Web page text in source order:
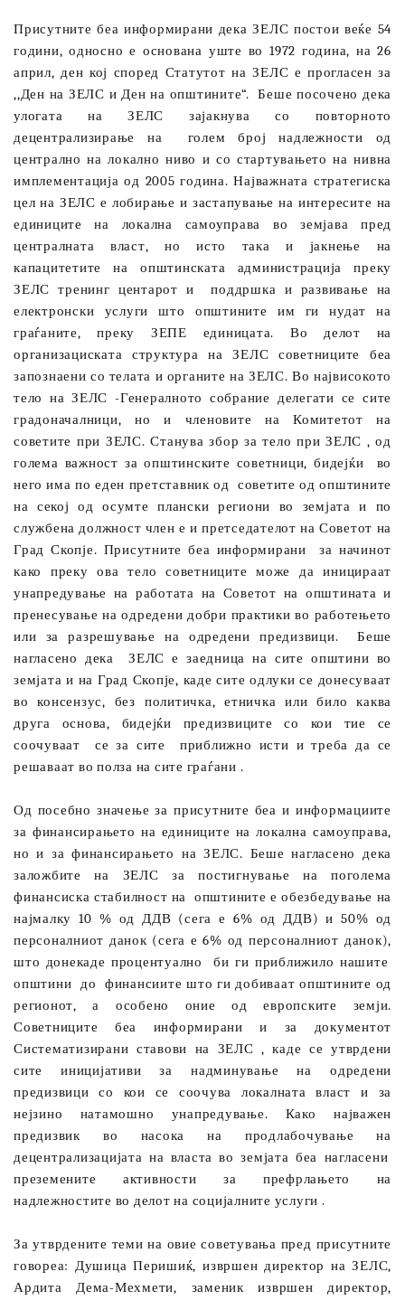
Присутните беа информирани дека ЗЕЛС постои веќе 54
години, односно е основана уште во 1972 година, на 26
април, ден кој според Статутот на ЗЕЛС е прогласен за
,,Ден на ЗЕЛС и Ден на општините“. Беше посочено дека
улогата на ЗЕЛС зајакнува со повторното
децентрализирање на
голем број надлежности од
централно на локално ниво и со стартувањето на нивна
имплементација од 2005 година. Најважната стратегиска
цел на ЗЕЛС е лобирање и застапување на интересите на
единиците на локална самоуправа во земјава пред
централната власт, но исто така и јакнење на
капацитетите на општинската администрација преку
ЗЕЛС тренинг центарот и
поддршка и развивање на
електронски услуги што општините им ги нудат на
граѓаните, преку ЗЕПЕ единицата. Во делот на
организациската структура на ЗЕЛС советниците беа
запознаени со телата и органите на ЗЕЛС. Во највисокото
тело на ЗЕЛС -Генералното собрание делегати се сите
градоначалници, но и членовите на Комитетот на
советите при ЗЕЛС. Станува збор за тело при ЗЕЛС , од
голема важност за општинските советници, бидејќи
во
него има по еден претставник од советите од општините
на секој од осумте плански региони во земјата и по
службена должност член е и претседателот на Советот на
Град Скопје. Присутните беа информирани
за начинот
како преку ова тело советниците може да иницираат
унапредување на работата на Советот на општината и
пренесување на одредени добри практики во работењето
или за разрешување на одредени предизвици.
Беше
нагласено дека
ЗЕЛС е заедница на сите општини во
земјата и на Град Скопје, каде сите одлуки се донесуваат
во консензус, без политичка, етничка или било каква
друга основа, бидејќи предизвиците со кои тие се
соочуваат
се за сите
приближно исти и треба да се
решаваат во полза на сите граѓани .
Од посебно значење за присутните беа и информациите
за финансирањето на единиците на локална самоуправа,
но и за финансирањето на ЗЕЛС. Беше нагласено дека
заложбите на ЗЕЛС за постигнување на поголема
финансиска стабилност на општините е обезбедување на
најмалку 10 % од ДДВ (сега е 6% од ДДВ) и 50% од
персоналниот данок (сега е 6% од персоналниот данок),
што донекаде процентуално
би ги приближило нашите
општини до
финансиите што ги добиваат општините од
регионот, а особено оние од европските земји.
Советниците беа информирани и за документот
Систематизирани ставови на ЗЕЛС , каде се утврдени
сите иницијативи за надминување на одредени
предизвици со кои се соочува локалната власт и за
нејзино натамошно унапредување. Како најважен
предизвик во насока на продлабочување на
децентрализацијата на власта во земјата беа нагласени
преземените активности за префрлањето на
надлежностите во делот на социјалните услуги .
За утврдените теми на овие советувања пред присутните
говореа: Душица Перишиќ, извршен директор на ЗЕЛС,
Ардита Дема-Мехмети, заменик извршен директор,